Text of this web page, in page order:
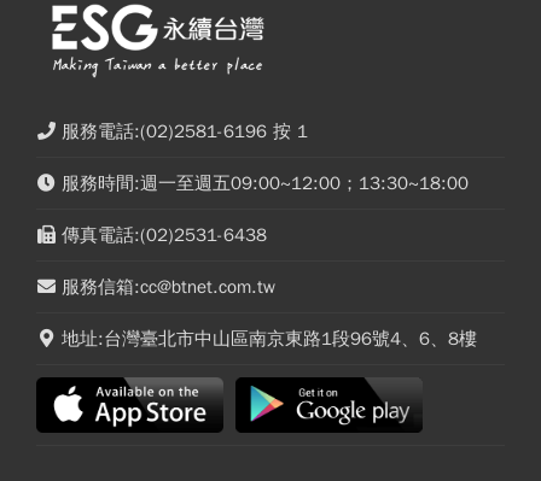
服務電話:(02)2581-6196 按 1
服務時間:週一至週五09:00~12:00；13:30~18:00
傳真電話:(02)2531-6438
服務信箱:cc@btnet.com.tw
地址:台灣臺北市中山區南京東路1段96號4、6、8樓